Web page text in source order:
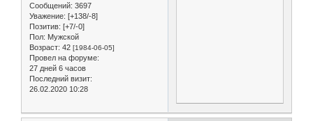
Сообщений: 3697
Уважение: [+138/-8]
Позитив: [+7/-0]
Пол: Мужской
Возраст: 42 [1984-06-05]
Провел на форуме:
27 дней 6 часов
Последний визит:
26.02.2020 10:28